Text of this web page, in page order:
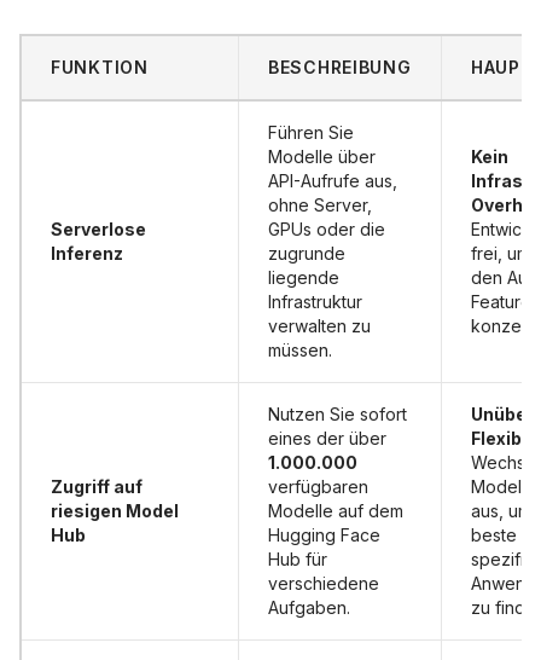
FUNKTION BESCHREIBUNG
Serverlose
Inferenz
Führen Sie
Modelle über
API-Aufrufe aus,
ohne Server,
GPUs oder die
zugrunde
liegende
Infrastruktur
verwalten zu
müssen.
Kein
frei, um
den
Zugriff auf
riesigen Model
Hub
Nutzen Sie sofort
eines der über
1.000.000
verfügbaren
Modelle auf dem
Hugging Face
Hub für
verschiedene
Aufgaben.
Modelle
aus, um
beste
zu